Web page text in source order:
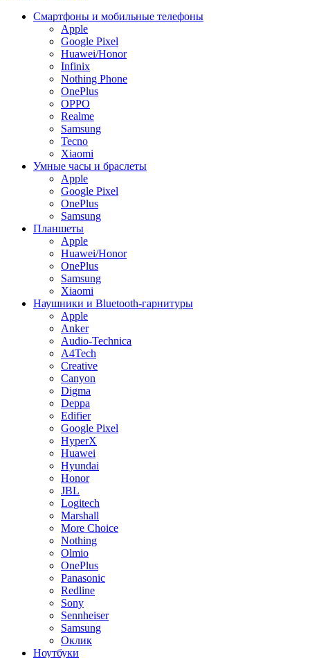
Смартфоны и мобильные телефоны
Apple
Google Pixel
Huawei/Honor
Infinix
Nothing Phone
OnePlus
OPPO
Realme
Samsung
Tecno
Xiaomi
Умные часы и браслеты
Apple
Google Pixel
OnePlus
Samsung
Планшеты
Apple
Huawei/Honor
OnePlus
Samsung
Xiaomi
Наушники и Bluetooth-гарнитуры
Apple
Anker
Audio-Technica
A4Tech
Creative
Canyon
Digma
Deppa
Edifier
Google Pixel
HyperX
Huawei
Hyundai
Honor
JBL
Logitech
Marshall
More Choice
Nothing
Olmio
OnePlus
Panasonic
Redline
Sony
Sennheiser
Samsung
Оклик
Ноутбуки